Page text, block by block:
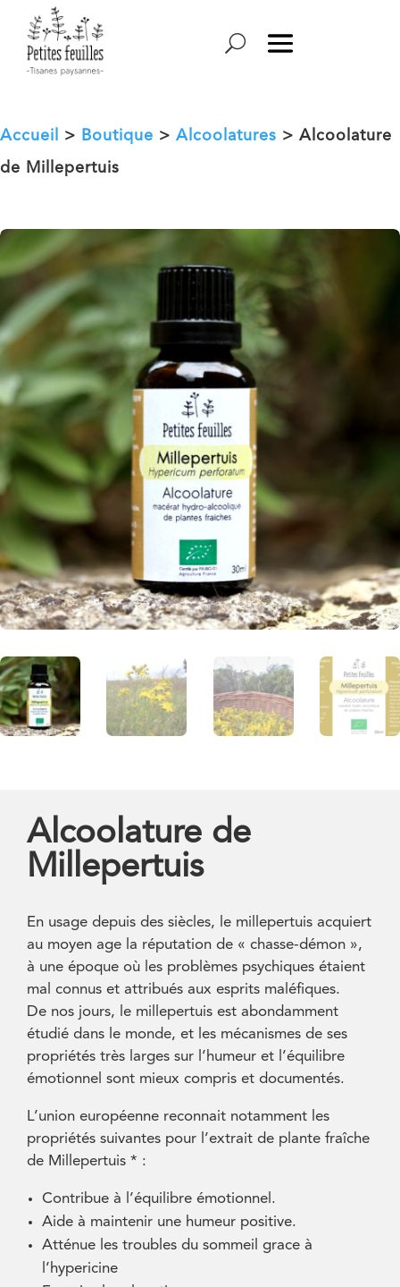
Accueil > Boutique > Alcoolatures > Alcoolature
de Millepertuis
Alcoolature de
Millepertuis
En usage depuis des siècles, le millepertuis acquiert
au moyen age la réputation de « chasse-démon »,
à une époque où les problèmes psychiques étaient
mal connus et attribués aux esprits maléfiques.
De nos jours, le millepertuis est abondamment
étudié dans le monde, et les mécanismes de ses
propriétés très larges sur l’humeur et l’équilibre
émotionnel sont mieux compris et documentés.
L’union européenne reconnait notamment les
propriétés suivantes pour l’extrait de plante fraîche
de Millepertuis * :
Contribue à l’équilibre émotionnel.
Aide à maintenir une humeur positive.
Atténue les troubles du sommeil grace à
l’hypericine